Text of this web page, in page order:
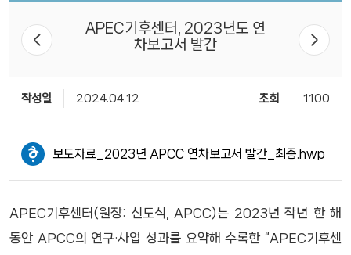
APEC기후센터, 2023년도 연
차보고서 발간
작성일 2024.04.12 조회 1100
보도자료_2023년 APCC 연차보고서 발간_최종.hwp
APEC기후센터(원장: 신도식, APCC)는 2023년 작년 한 해
동안 APCC의 연구·사업 성과를 요약해 수록한 “APEC기후센